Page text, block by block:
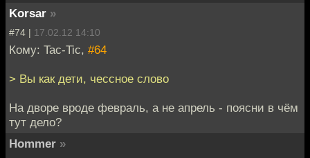
Korsar »
#74 | 17.02.12 14:10
Кому: Tac-Tic, #64
> Вы как дети, чессное слово
На дворе вроде февраль, а не апрель - поясни в чём
тут дело?
Hommer »